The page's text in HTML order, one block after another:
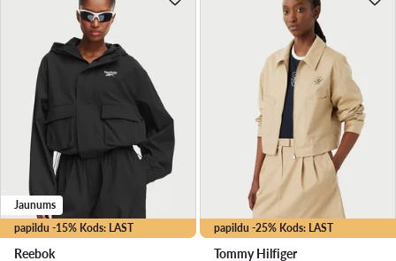
papildu -15% Kods: LAST
Jaunums
Reebok
papildu -25% Kods: LAST
Tommy Hilfiger